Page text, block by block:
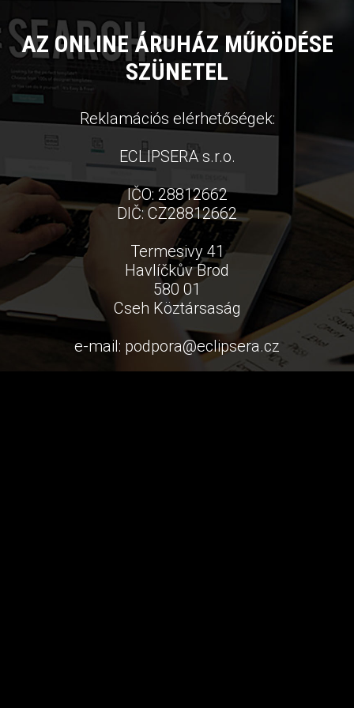
AZ ONLINE ÁRUHÁZ MŰKÖDÉSE
SZÜNETEL
Reklamációs elérhetőségek:
ECLIPSERA s.r.o.
IČO: 28812662
DIČ: CZ28812662
Termesivy 41
Havlíčkův Brod
580 01
Cseh Köztársaság
e-mail: podpora@eclipsera.cz